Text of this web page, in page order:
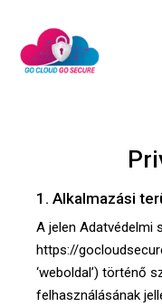
1. Alkalmazási
A jelen Adatvédelmi
https://
‘weboldal’) történő
felhasználásának